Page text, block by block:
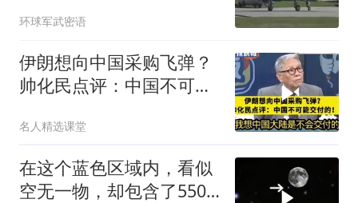
环球军武密语
伊朗想向中国采购飞弹？
帅化民点评：中国不可能
名人精选课堂
在这个蓝色区域内，看似
空无一物，却包含了5500